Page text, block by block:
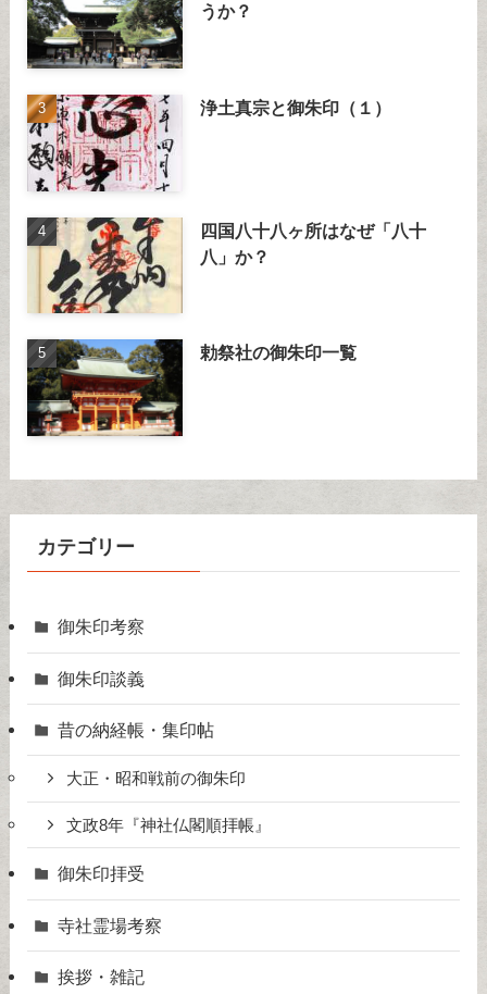
うか？
浄土真宗と御朱印（１）
四国八十八ヶ所はなぜ「八十
八」か？
勅祭社の御朱印一覧
カテゴリー
御朱印考察
御朱印談義
昔の納経帳・集印帖
大正・昭和戦前の御朱印
文政8年『神社仏閣順拝帳』
御朱印拝受
寺社霊場考察
挨拶・雑記